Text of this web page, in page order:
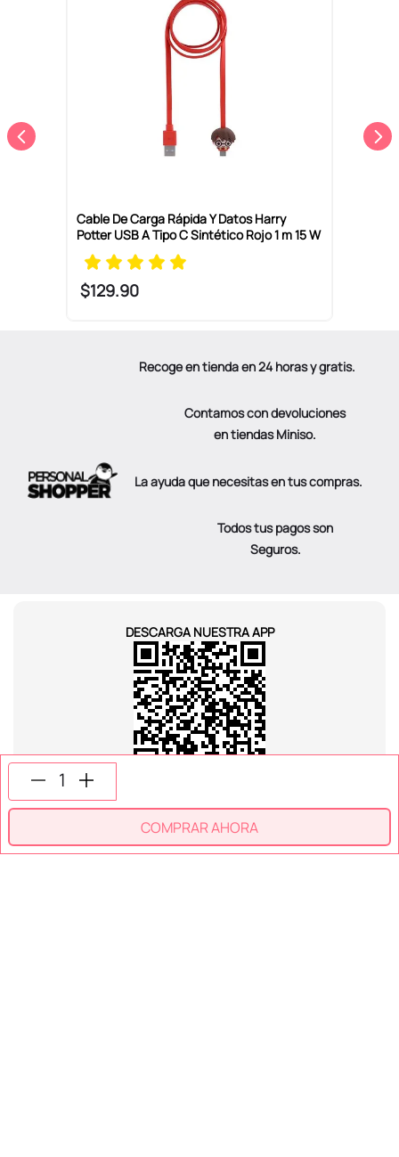
COMPRAR AHORA
Cable De Carga Rápida Y Datos Harry
Potter USB A Tipo C Sintético Rojo 1 m 15 W
$129.90
Recoge en tienda en 24 horas y gratis.
Contamos con devoluciones
en tiendas Miniso.
La ayuda que necesitas en tus compras.
Todos tus pagos son
Seguros.
DESCARGA NUESTRA APP